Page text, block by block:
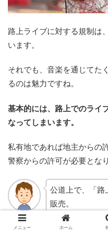
路上ライブに対する規制は
います。
それでも、音楽を通じてた
るのは魅力ですね。
基本的には、路上でのライ
なってしまいます。
私有地であれば地主からの
警察からの許可が必要とな
公道上で、「路
販売。
これは、道路
書類送検され
メニュー ホーム